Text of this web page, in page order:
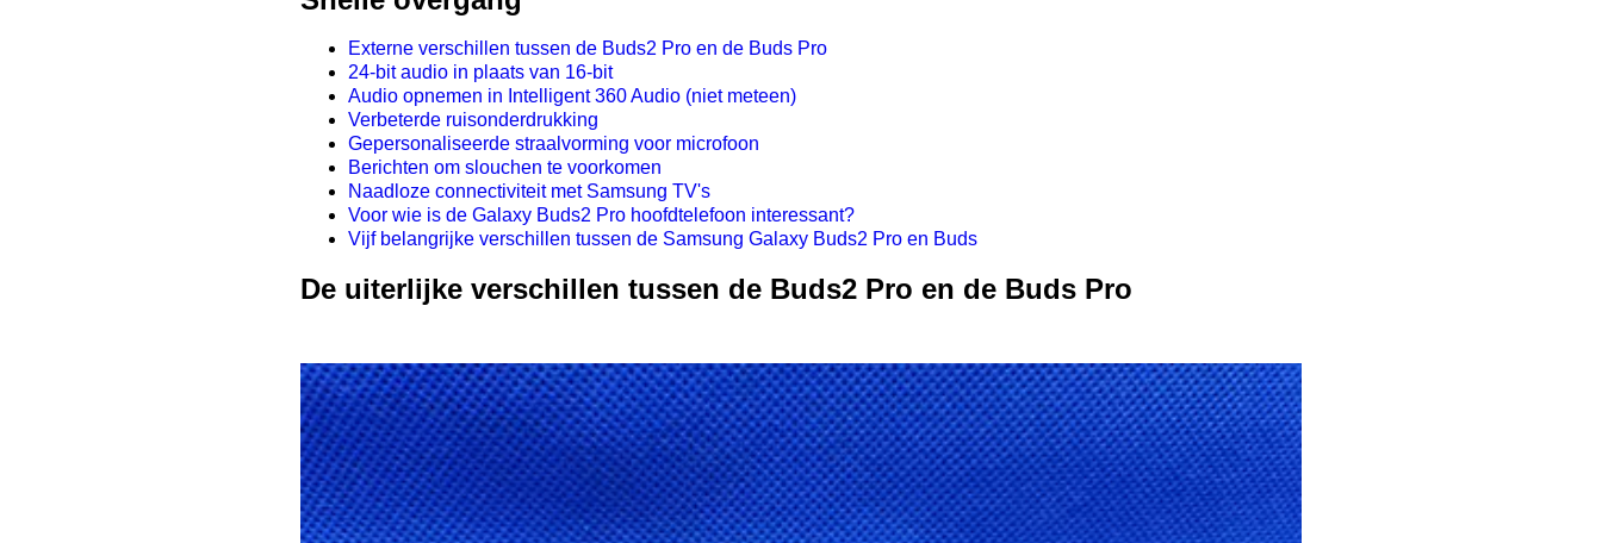
Externe verschillen tussen de Buds2 Pro en de Buds Pro
24-bit audio in plaats van 16-bit
Audio opnemen in Intelligent 360 Audio (niet meteen)
Verbeterde ruisonderdrukking
Gepersonaliseerde straalvorming voor microfoon
Berichten om slouchen te voorkomen
Naadloze connectiviteit met Samsung TV's
Voor wie is de Galaxy Buds2 Pro hoofdtelefoon interessant?
Vijf belangrijke verschillen tussen de Samsung Galaxy Buds2 Pro en Buds
De uiterlijke verschillen tussen de Buds2 Pro en de Buds Pro